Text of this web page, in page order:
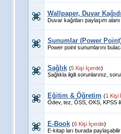
Wallpaper, Duvar Kağıdı
Duvar kağıtları paylaşım alanı
Sunumlar (Power
Power point sunumlarını
Sağlık (5 Kişi İçerde)
Sağlıkla ilgili sorunlarınız,
Eğitim & Öğretim (1 Kişi
Ödev, tez, ÖSS, OKS, KPSS
E-Book (6 Kişi İçerde)
E-kitap ları burada